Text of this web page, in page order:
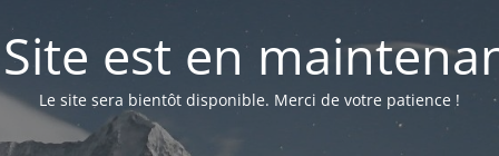
est en
Le site sera bientôt disponible. Merci de votre patience !